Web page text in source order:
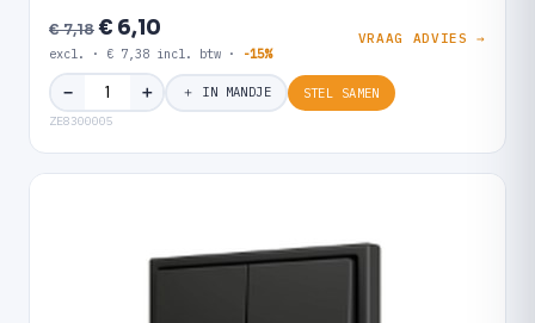
€ 7,18€ 6,10
excl. · € 7,38 incl. btw · -15%
VRAAG ADVIES →
− ＋ ＋ IN MANDJE STEL SAMEN
ZE8300005